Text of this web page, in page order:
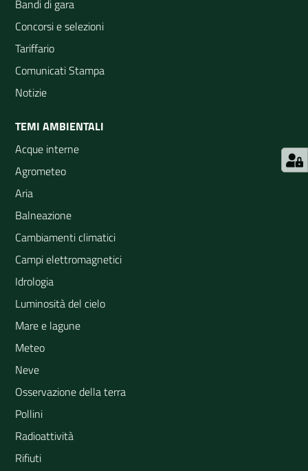
Bandi di gara
Concorsi e selezioni
Tariffario
Comunicati Stampa
Notizie
TEMI AMBIENTALI
Acque interne
Agrometeo
Aria
Balneazione
Cambiamenti climatici
Campi elettromagnetici
Idrologia
Luminosità del cielo
Mare e lagune
Meteo
Neve
Osservazione della terra
Pollini
Radioattività
Rifiuti